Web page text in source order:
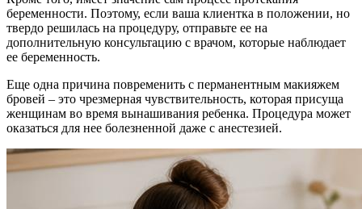
беременности. Поэтому, если ваша клиентка в положении, но
твердо решилась на процедуру, отправьте ее на
дополнительную консультацию с врачом, которые наблюдает
ее беременность.
Еще одна причина повременить с перманентным макияжем
бровей – это чрезмерная чувствительность, которая присуща
женщинам во время вынашивания ребенка. Процедура может
оказаться для нее болезненной даже с анестезией.